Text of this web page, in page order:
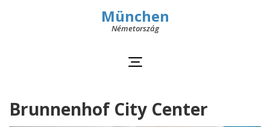
München
Németország
Brunnenhof City Center